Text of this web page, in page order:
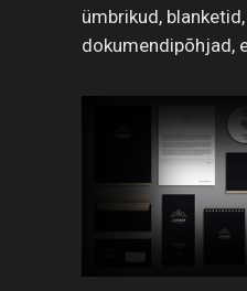
ümbrikud,
dokumendipõhjad,